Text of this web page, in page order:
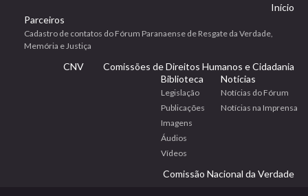
Início
Parceiros
Cadastro de contatos do Fórum Paranaense de Resgate da Verdade,
Memória e Justiça
CNV
Comissões de Direitos Humanos e Cidadania
Biblioteca
Legislação
Publicações
Imagens
Áudios
Vídeos
Notícias
Notícias do Fórum
Notícias na Imprensa
Comissão Nacional da Verdade